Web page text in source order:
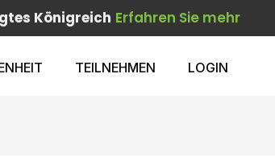
Königreich Erfahren Sie mehr
TEILNEHMEN LOGIN